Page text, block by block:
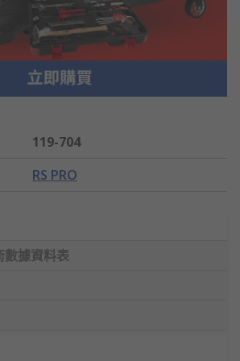
119-704
RS PRO
數據資料表